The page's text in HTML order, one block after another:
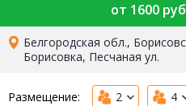
от 1600
Белгородская обл.,
Борисовка, Песчаная ул.
Размещение: 2 4